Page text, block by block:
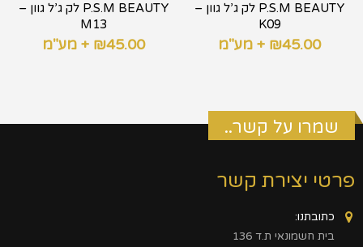
P.S.M BEAUTY לק ג’ל גוון –
K09
₪45.00 + מע"מ
P.S.M BEAUTY לק ג’ל גוון –
M13
₪45.00 + מע"מ
שמרו על קשר..
פרטי יצירת קשר
כתובתנו:
בית חשמונאי ת.ד 136